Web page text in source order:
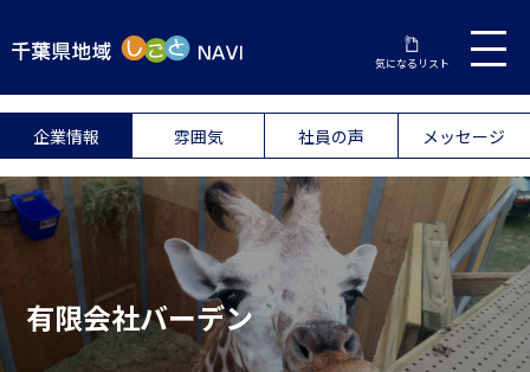
気になるリスト
企業情報 雰囲気 社員の声 メッセージ
有限会社バーデン